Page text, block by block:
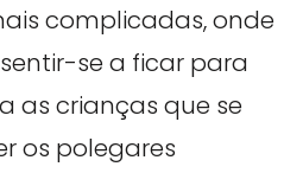
complicadas, onde
se a ficar para
as crianças que se
os polegares